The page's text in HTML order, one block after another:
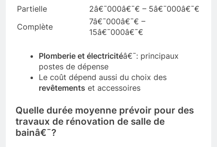
Partielle
2â€¯000â€¯€ – 5â€¯000â€¯€
Complète
7â€¯000â€¯€ –
15â€¯000â€¯€
Plomberie et électricitéâ€¯: principaux
postes de dépense
Le coût dépend aussi du choix des
revêtements et accessoires
Quelle durée moyenne prévoir pour des
travaux de rénovation de salle de
bainâ€¯?